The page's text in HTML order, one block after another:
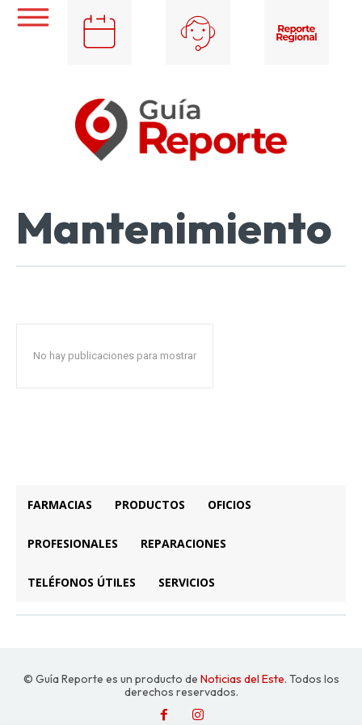
Mantenimiento
No hay publicaciones para mostrar
FARMACIAS PRODUCTOS OFICIOS
PROFESIONALES REPARACIONES
TELÉFONOS ÚTILES SERVICIOS
© Guía Reporte es un producto de Noticias del Este. Todos los
derechos reservados.